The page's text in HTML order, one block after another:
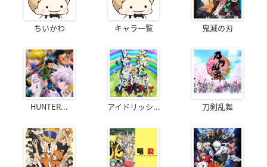
ちいかわ キャラ一覧 鬼滅の刃
HUNTER... アイドリッシ... 刀剣乱舞